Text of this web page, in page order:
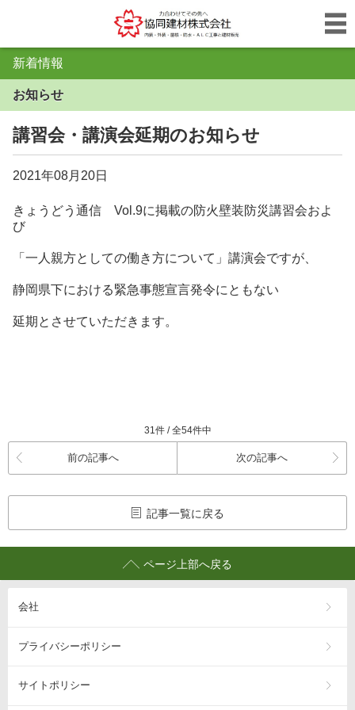
新着情報
お知らせ
講習会・講演会延期のお知らせ
2021年08月20日
きょうどう通信 Vol.9に掲載の防火壁装防災講習会およ
び
「一人親方としての働き方について」講演会ですが、
静岡県下における緊急事態宣言発令にともない
延期とさせていただきます。
31件 / 全54件中
前の記事へ 次の記事へ
記事一覧に戻る
ページ上部へ戻る
会社
プライバシーポリシー
サイトポリシー